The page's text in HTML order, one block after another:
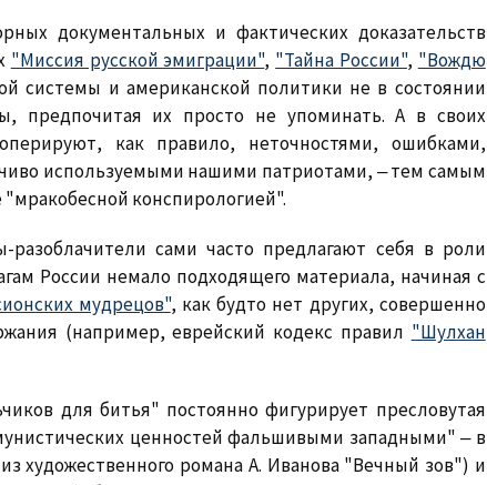
документальных и фактических доказательств
"Миссия русской эмиграции", "Тайна России", "Вождю
системы и американской политики не в состоянии
предпочитая их просто не упоминать. А в своих
как правило, неточностями, ошибками,
используемыми нашими патриотами, ‒ тем самым
конспирологией".
сами часто предлагают себя в роли
России немало подходящего материала, начиная с
мудрецов", как будто нет других, совершенно
(например, еврейский кодекс правил "Шулхан
для битья" постоянно фигурирует пресловутая
ценностей фальшивыми западными" ‒ в
художественного романа А. Иванова "Вечный зов") и